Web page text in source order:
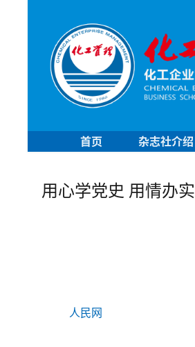
首页 杂志社介绍
用心学党史 用情办
人民网